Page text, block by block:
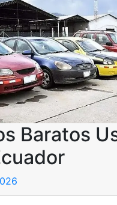
Baratos